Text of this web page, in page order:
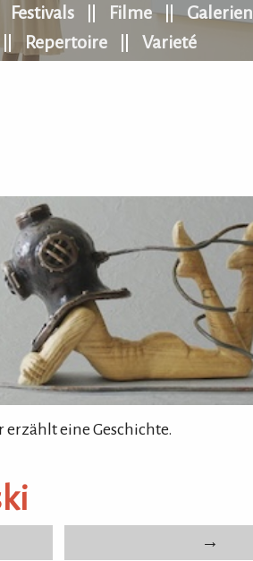
Festivals Filme Galerien
Repertoire Varieté
erzählt eine Geschichte.
→